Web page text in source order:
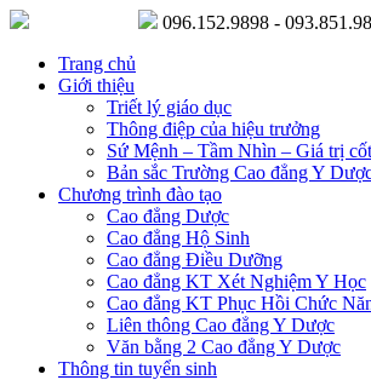
096.152.9898 -
Trang chủ
Giới thiệu
Triết lý giáo dục
Thông điệp của hiệu trưởng
Sứ Mệnh – Tầm Nhìn – Giá trị
Bản sắc Trường Cao đẳng Y
Chương trình đào tạo
Cao đẳng Dược
Cao đẳng Hộ Sinh
Cao đẳng Điều Dưỡng
Cao đẳng KT Xét Nghiệm Y Học
Cao đẳng KT Phục Hồi Chức
Liên thông Cao đẳng Y Dược
Văn bằng 2 Cao đẳng Y Dược
Thông tin tuyển sinh